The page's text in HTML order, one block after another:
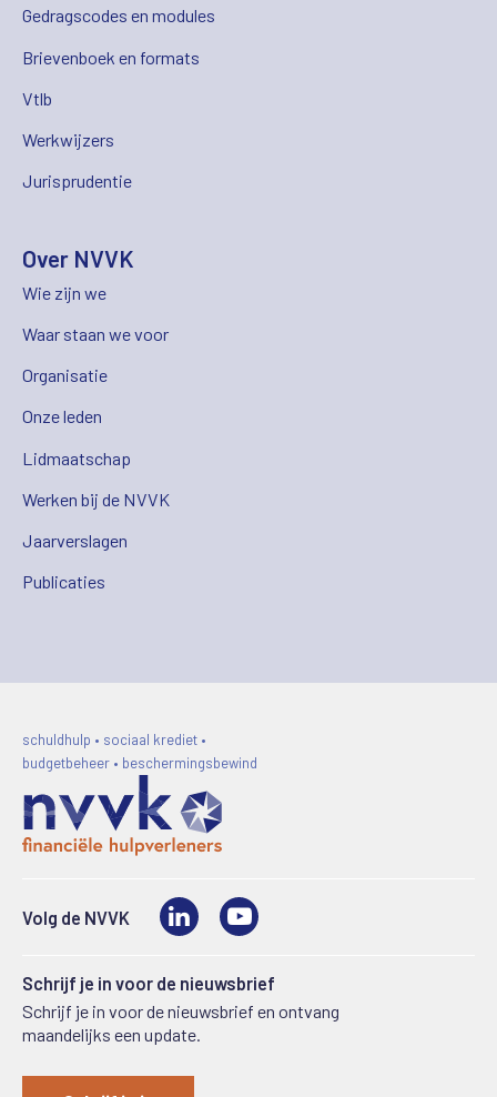
Gedragscodes en modules
Brievenboek en formats
Vtlb
Werkwijzers
Jurisprudentie
Over NVVK
Wie zijn we
Waar staan we voor
Organisatie
Onze leden
Lidmaatschap
Werken bij de NVVK
Jaarverslagen
Publicaties
schuldhulp • sociaal krediet •
budgetbeheer • beschermingsbewind
Volg de NVVK LinkedIn
Schrijf je in voor de nieuwsbrief
Schrijf je in voor de nieuwsbrief en ontvang
maandelijks een update.